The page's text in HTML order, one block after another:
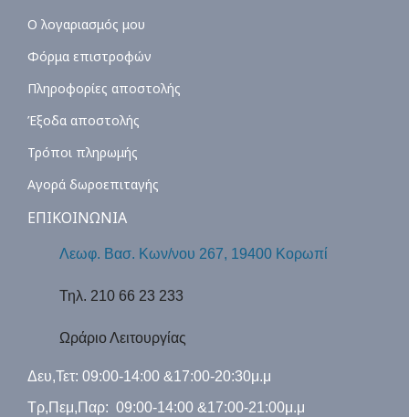
Ο λογαριασμός μου
Φόρμα επιστροφών
Πληροφορίες αποστολής
Έξοδα αποστολής
Τρόποι πληρωμής
Αγορά δωροεπιταγής
ΕΠΙΚΟΙΝΩΝΙΑ
Λεωφ. Βασ. Κων/νου 267, 19400 Κορωπί
Τηλ. 210 66 23 233
Ωράριο Λειτουργίας
Δευ,Τετ: 09:00-14:00 &17:00-20:30μ.μ
Τρ,Πεμ,Παρ: 09:00-14:00 &17:00-21:00μ.μ